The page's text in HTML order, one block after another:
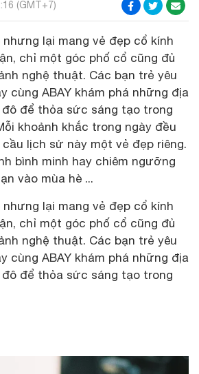
(GMT+7)
nhưng lại mang vẻ đẹp cổ kính
chỉ một góc phố cổ cũng đủ
nghệ thuật. Các bạn trẻ yêu
cùng ABAY khám phá những địa
để thỏa sức sáng tạo trong
khoảnh khắc trong ngày đều
lịch sử này một vẻ đẹp riêng.
bình minh hay chiêm ngưỡng
vào mùa hè ...
nhưng lại mang vẻ đẹp cổ kính
chỉ một góc phố cổ cũng đủ
nghệ thuật. Các bạn trẻ yêu
cùng ABAY khám phá những địa
để thỏa sức sáng tạo trong